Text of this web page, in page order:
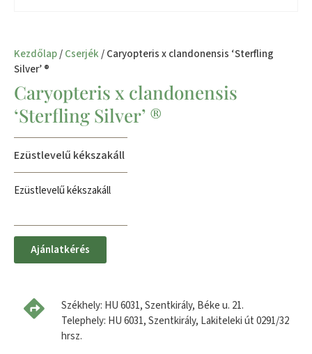
Kezdőlap/Cserjék/ Caryopteris x clandonensis ‘Sterfling
Silver’ ®
Caryopteris x clandonensis
‘Sterfling Silver’ ®
Ezüstlevelű kékszakáll
Ezüstlevelű kékszakáll
Ajánlatkérés
Székhely: HU 6031, Szentkirály, Béke u. 21.
Telephely: HU 6031, Szentkirály, Lakiteleki út 0291/32
hrsz.